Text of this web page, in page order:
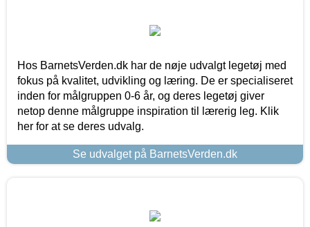
Hos BarnetsVerden.dk har de nøje udvalgt legetøj med
fokus på kvalitet, udvikling og læring. De er specialiseret
inden for målgruppen 0-6 år, og deres legetøj giver
netop denne målgruppe inspiration til lærerig leg. Klik
her for at se deres udvalg.
Se udvalget på BarnetsVerden.dk